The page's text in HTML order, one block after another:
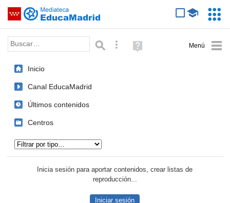
Saltar navegación
Palabra o frase: Búsqueda avanzada
Ayuda
(en
Inicio
Canal EducaMadrid
Últimos contenidos
Centros
Inicia sesión para aportar contenidos, crear listas de
reproducción...
Iniciar sesión